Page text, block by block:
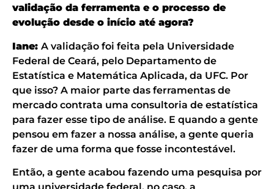
validação da ferramenta e o processo de
evolução desde o início até agora?
Iane: A validação foi feita pela Universidade
Federal de Ceará, pelo Departamento de
Estatística e Matemática Aplicada, da UFC. Por
que isso? A maior parte das ferramentas de
mercado contrata uma consultoria de estatística
para fazer esse tipo de análise. E quando a gente
pensou em fazer a nossa análise, a gente queria
fazer de uma forma que fosse incontestável.
Então, a gente acabou fazendo uma pesquisa por